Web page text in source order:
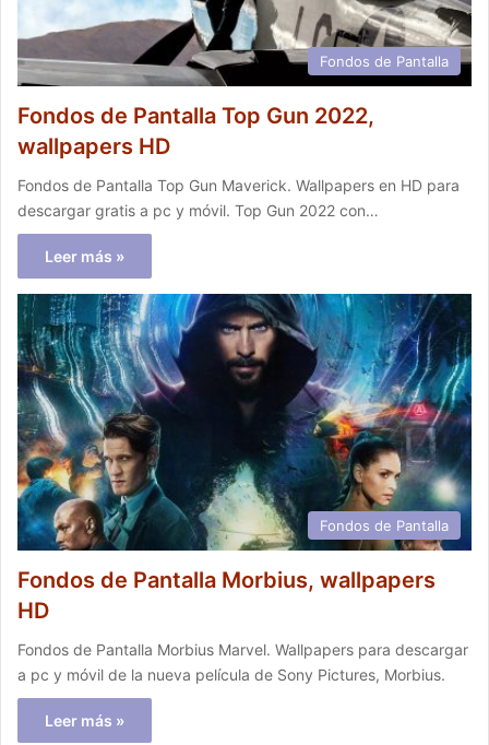
Fondos de Pantalla
Fondos de Pantalla Top Gun 2022,
wallpapers HD
Fondos de Pantalla Top Gun Maverick. Wallpapers en HD para
descargar gratis a pc y móvil. Top Gun 2022 con…
Leer más »
Fondos de Pantalla
Fondos de Pantalla Morbius, wallpapers
HD
Fondos de Pantalla Morbius Marvel. Wallpapers para descargar
a pc y móvil de la nueva película de Sony Pictures, Morbius.
Leer más »